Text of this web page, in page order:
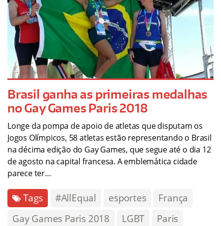
Brasil ganha as primeiras medalhas
no Gay Games Paris 2018
Longe da pompa de apoio de atletas que disputam os
Jogos Olímpicos, 58 atletas estão representando o Brasil
na décima edição do Gay Games, que segue até o dia 12
de agosto na capital francesa. A emblemática cidade
parece ter…
Tags #AllEqual esportes
França
Gay Games Paris 2018
LGBT Paris